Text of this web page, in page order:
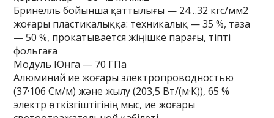
Бринелль бойынша қаттылығы — 24…32 кгс/мм2
жоғары пластикалыққа: техникалық — 35 %, таза
— 50 %, прокатывается жіңішке парағы, тіпті
фольгаға
Модуль Юнга — 70 ГПа
Алюминий ие жоғары электропроводностью
(37·106 См/м) және жылу (203,5 Вт/(м·К)), 65 %
электр өткізгіштігінің мыс, ие жоғары